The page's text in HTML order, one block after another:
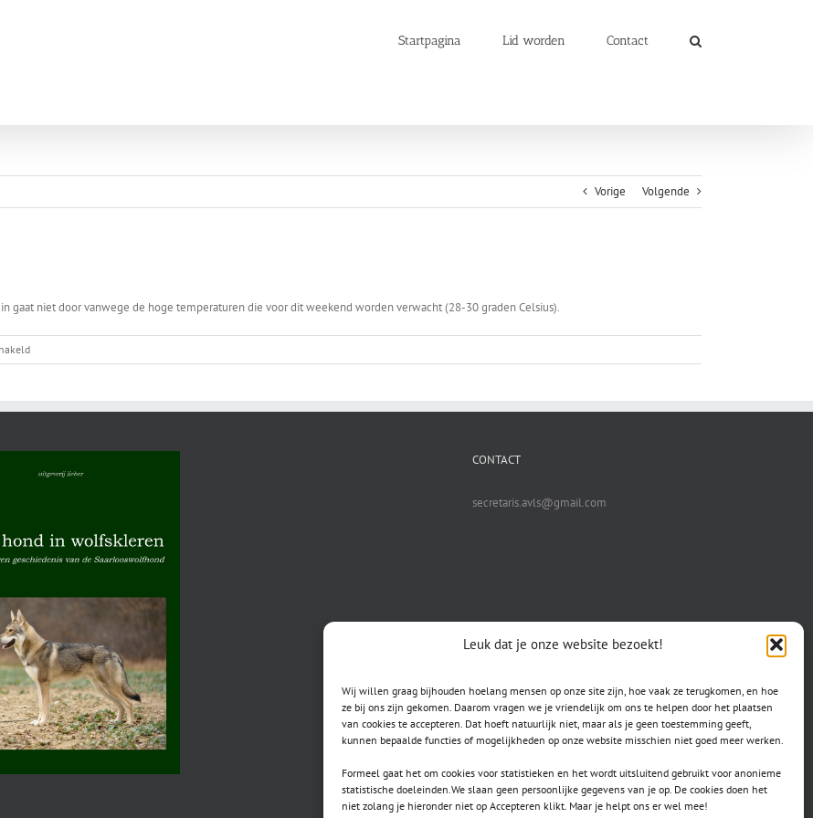
Leuk dat je onze website bezoekt!
Wij willen graag bijhouden hoelang mensen op onze site zijn, hoe vaak ze terugkomen, en hoe
ze bij ons zijn gekomen. Daarom vragen we je vriendelijk om ons te helpen door het plaatsen
van cookies te accepteren. Dat hoeft natuurlijk niet, maar als je geen toestemming geeft,
kunnen bepaalde functies of mogelijkheden op onze website misschien niet goed meer werken.
Formeel gaat het om cookies voor statistieken en het wordt uitsluitend gebruikt voor anonieme
statistische doeleinden.We slaan geen persoonlijke gegevens van je op. De cookies doen het
niet zolang je hieronder niet op Accepteren klikt. Maar je helpt ons er wel mee!
Startpagina Lid worden Contact
Vorige Volgende
gaat niet door vanwege de hoge temperaturen die voor dit weekend worden verwacht (28-30 graden Celsius).
voor
Wandeling
CONTACT
secretaris.avls@gmail.com